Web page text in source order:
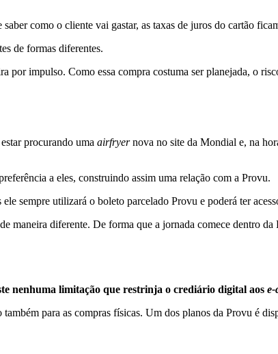
como o cliente vai gastar, as taxas de juros do cartão
de formas diferentes.
impulso. Como essa compra costuma ser planejada, o
procurando uma airfryernova no site da Mondial e, na
a eles, construindo assim uma relação com a Provu.
sempre utilizará o boleto parcelado Provu e poderá ter
diferente. De forma que a jornada comece dentro
nenhuma limitação que restrinja o crediário digital aos e-
para as compras físicas. Um dos planos da Provu é